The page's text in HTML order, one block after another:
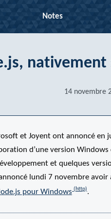
Notes
nativement
14 novembre
et Joyent ont annoncé en
d’une version
et quelques
lundi 7 novembre avoir
pour Windows
.